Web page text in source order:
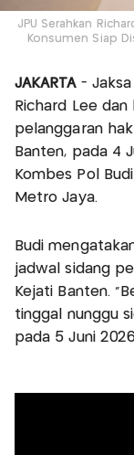
JPU Serahkan
Konsumen Siap
JAKARTA -
Richard Lee
pelanggaran
Banten, pada 4
Kombes Pol
Metro Jaya.
Budi
jadwal sidang
Kejati Banten.
tinggal nunggu
pada 5 Juni